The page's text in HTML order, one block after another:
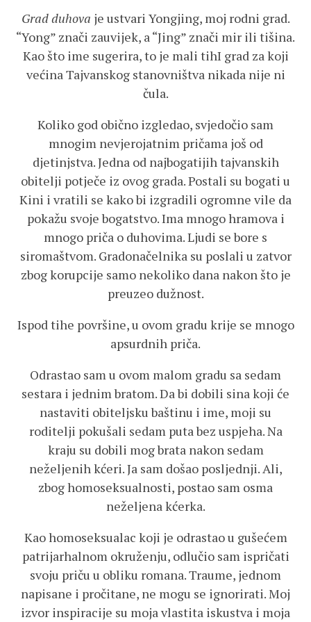
Grad duhova je ustvari Yongjing, moj rodni grad.
“Yong” znači zauvijek, a “Jing” znači mir ili tišina.
Kao što ime sugerira, to je mali tihI grad za koji
većina Tajvanskog stanovništva nikada nije ni
čula.
Koliko god obično izgledao, svjedočio sam
mnogim nevjerojatnim pričama još od
djetinjstva. Jedna od najbogatijih tajvanskih
obitelji potječe iz ovog grada. Postali su bogati u
Kini i vratili se kako bi izgradili ogromne vile da
pokažu svoje bogatstvo. Ima mnogo hramova i
mnogo priča o duhovima. Ljudi se bore s
siromaštvom. Gradonačelnika su poslali u zatvor
zbog korupcije samo nekoliko dana nakon što je
preuzeo dužnost.
Ispod tihe površine, u ovom gradu krije se mnogo
apsurdnih priča.
Odrastao sam u ovom malom gradu sa sedam
sestara i jednim bratom. Da bi dobili sina koji će
nastaviti obiteljsku baštinu i ime, moji su
roditelji pokušali sedam puta bez uspjeha. Na
kraju su dobili mog brata nakon sedam
neželjenih kćeri. Ja sam došao posljednji. Ali,
zbog homoseksualnosti, postao sam osma
neželjena kćerka.
Kao homoseksualac koji je odrastao u gušećem
patrijarhalnom okruženju, odlučio sam ispričati
svoju priču u obliku romana. Traume, jednom
napisane i pročitane, ne mogu se ignorirati. Moj
izvor inspiracije su moja vlastita iskustva i moja